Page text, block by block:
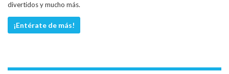
divertidos y mucho más.
¡Entérate de más!